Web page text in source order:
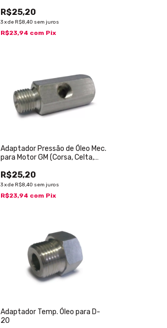
R$25,20
3 xde R$8,40 sem juros
R$23,94 com Pix
Adaptador Pressão de Óleo Mec.
para Motor GM (Corsa, Celta,
R$25,20
3 xde R$8,40 sem juros
R$23,94 com Pix
Adaptador Temp. Óleo para D-
20